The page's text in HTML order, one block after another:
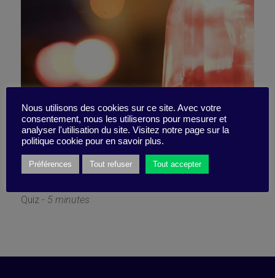
Avez-vous le sens de
l’urgence ?
Quiz - 5 minutes
Nous utilisons des cookies sur ce site. Avec votre
consentement, nous les utiliserons pour mesurer et
analyser l'utilisation du site. Visitez notre page sur la
politique cookie pour en savoir plus.
Préférences Tout refuser Tout accepter